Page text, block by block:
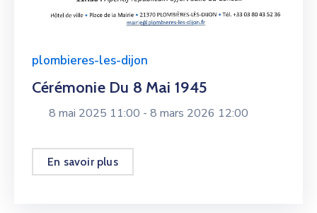
plombieres-les-dijon
Cérémonie Du 8 Mai 1945
8 mai 2025 11:00 - 8 mars 2026 12:00
En savoir plus